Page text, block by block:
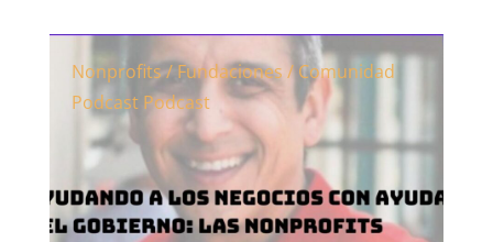
Nonprofits / Fundaciones / Comunidad
Podcast Podcast